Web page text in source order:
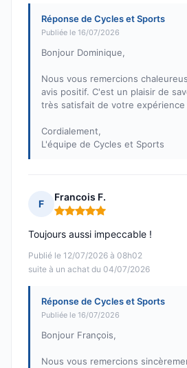
Réponse de Cycles et Sports
Publiée le 16/07/2026
Bonjour Dominique,
Nous vous remercions
avis positif. C'est un plaisir de
très satisfait de votre expérience
Cordialement,
L'équipe de Cycles et Sports
F
Francois F.
Note : 5 sur 5
Publié le 12/07/2026 à 08h02
suite à un achat du 04/07/2026
Toujours aussi impeccable !
Réponse de Cycles et Sports
Publiée le 16/07/2026
Bonjour François,
Nous vous remercions